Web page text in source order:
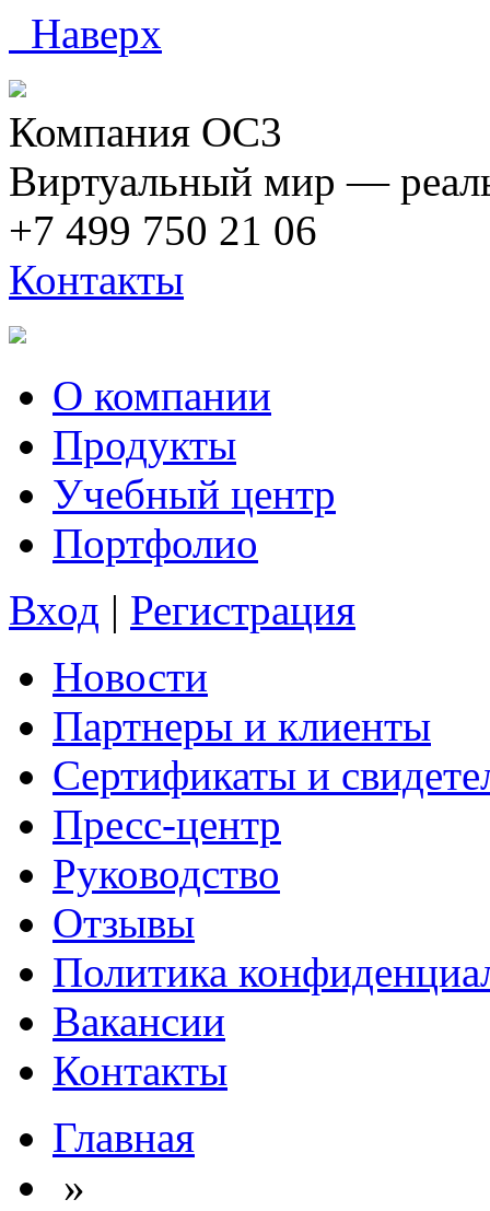
Наверх
Компания ОС3
Виртуальный мир —
+7 499 750 21 06
Контакты
О компании
Продукты
Учебный центр
Портфолио
Вход | Регистрация
Новости
Партнеры и клиенты
Сертификаты и
Пресс-центр
Руководство
Отзывы
Политика
Вакансии
Контакты
Главная
»